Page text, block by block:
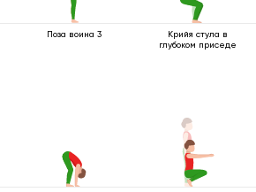
Поза воина 3
Крийя стула в
глубоком приседе